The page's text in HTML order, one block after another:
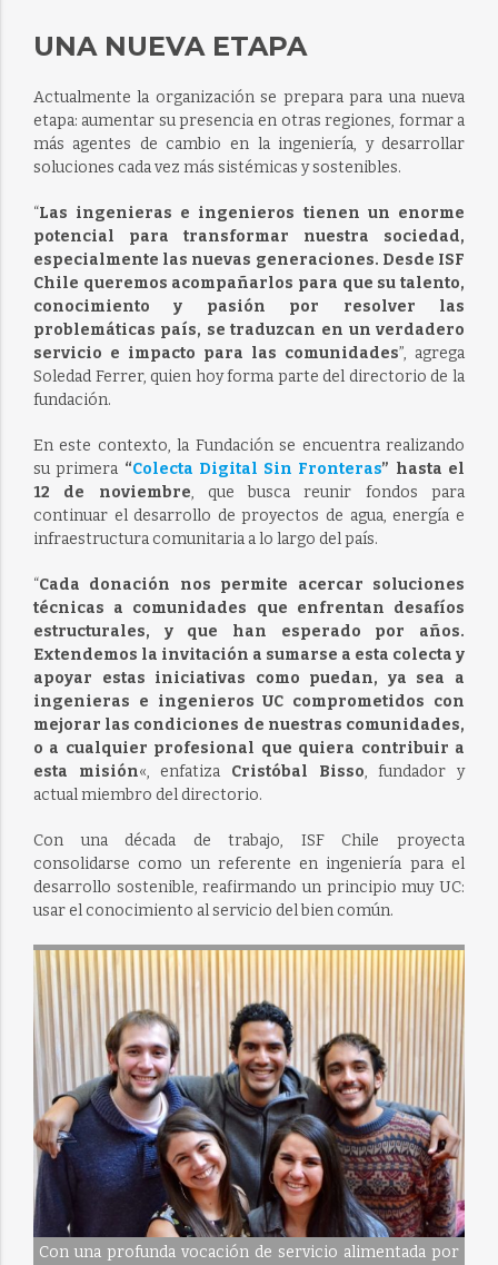
UNA NUEVA ETAPA
Actualmente la organización se prepara para una nueva
etapa: aumentar su presencia en otras regiones, formar a
más agentes de cambio en la ingeniería, y desarrollar
soluciones cada vez más sistémicas y sostenibles.
“Las ingenieras e ingenieros tienen un enorme
potencial para transformar nuestra sociedad,
especialmente las nuevas generaciones. Desde ISF
Chile queremos acompañarlos para que su talento,
conocimiento y pasión por resolver las
problemáticas país, se traduzcan en un verdadero
servicio e impacto para las comunidades”, agrega
Soledad Ferrer, quien hoy forma parte del directorio de la
fundación.
En este contexto, la Fundación se encuentra realizando
su primera “Colecta Digital Sin Fronteras” hasta el
12 de noviembre, que busca reunir fondos para
continuar el desarrollo de proyectos de agua, energía e
infraestructura comunitaria a lo largo del país.
“Cada donación nos permite acercar soluciones
técnicas a comunidades que enfrentan desafíos
estructurales, y que han esperado por años.
Extendemos la invitación a sumarse a esta colecta y
apoyar estas iniciativas como puedan, ya sea a
ingenieras e ingenieros UC comprometidos con
mejorar las condiciones de nuestras comunidades,
o a cualquier profesional que quiera contribuir a
esta misión«, enfatiza Cristóbal Bisso, fundador y
actual miembro del directorio.
Con una década de trabajo, ISF Chile proyecta
consolidarse como un referente en ingeniería para el
desarrollo sostenible, reafirmando un principio muy UC:
usar el conocimiento al servicio del bien común.
Con una profunda vocación de servicio alimentada por